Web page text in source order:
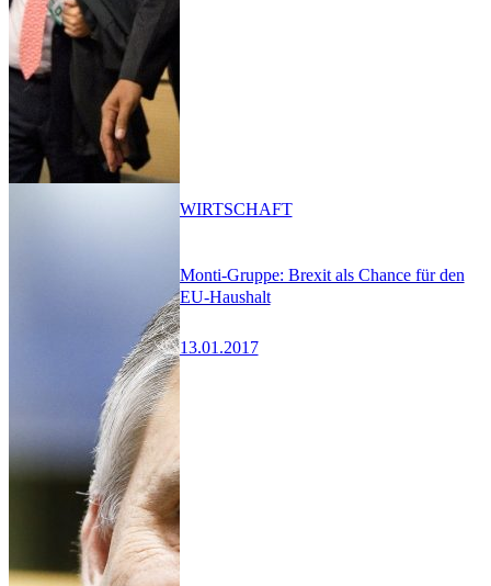
Monti-Gruppe: Brexit als Chance für den
EU-Haushalt
13.01.2017
WIRTSCHAFT